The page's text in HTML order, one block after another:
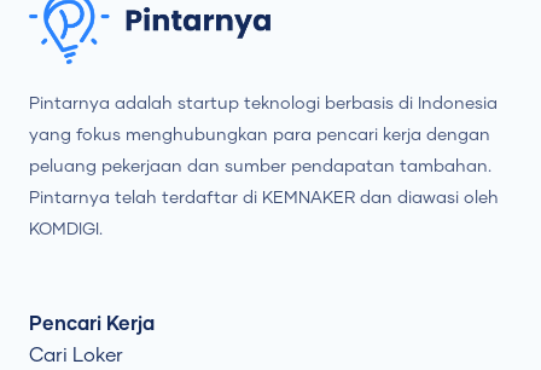
Pintarnya adalah startup teknologi berbasis di Indonesia
yang fokus menghubungkan para pencari kerja dengan
peluang pekerjaan dan sumber pendapatan tambahan.
Pintarnya telah terdaftar di KEMNAKER dan diawasi oleh
KOMDIGI.
Pencari Kerja
Cari Loker